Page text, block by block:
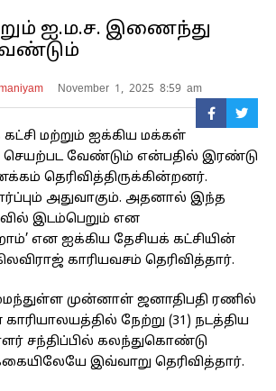
ஐ.ம.ச. இணைந்து
November 1, 2025 8:59 am
கட்சி மற்றும் ஐக்கிய மக்கள்
வேண்டும் என்பதில் இரண்டு
தெரிவித்திருக்கின்றனர்.
அதுவாகும். அதனால் இந்த
இடம்பெறும் என
என ஐக்கிய தேசியக் கட்சியின்
காரியவசம் தெரிவித்தார்.
முன்னாள் ஜனாதிபதி ரணில்
நேற்று (31) நடத்திய
சந்திப்பில் கலந்துகொண்டு
இவ்வாறு தெரிவித்தார்.